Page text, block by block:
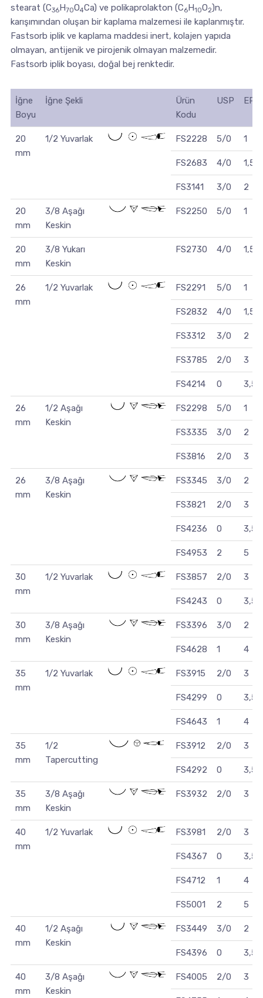
stearat (C36H70O4Ca) ve polikaprolakton (C6H10O2)n,
karışımından oluşan bir kaplama malzemesi ile kaplanmıştır.
Fastsorb iplik ve kaplama maddesi inert, kolajen yapıda
olmayan, antijenik ve pirojenik olmayan malzemedir.
Fastsorb iplik boyası, doğal bej renktedir.
İğne
Boyu
İğne Şekli
Ürün
Kodu
USP EP
20
mm
1/2 Yuvarlak FS2228 5/0 1
FS2683 4/0 1,5
FS3141 3/0 2
20
mm
3/8 Aşağı
Keskin
FS2250 5/0 1
20
mm
3/8 Yukarı
Keskin
FS2730 4/0 1,5
26
mm
1/2 Yuvarlak FS2291 5/0 1
FS2832 4/0 1,5
FS3312 3/0 2
FS3785 2/0 3
FS4214 0 3,5
26
mm
1/2 Aşağı
Keskin
FS2298 5/0 1
FS3335 3/0 2
FS3816 2/0 3
26
mm
3/8 Aşağı
Keskin
FS3345 3/0 2
FS3821 2/0 3
FS4236 0 3,5
FS4953 2 5
30
mm
1/2 Yuvarlak FS3857 2/0 3
FS4243 0 3,5
30
mm
3/8 Aşağı
Keskin
FS3396 3/0 2
FS4628 1 4
35
mm
1/2 Yuvarlak FS3915 2/0 3
FS4299 0 3,5
FS4643 1 4
35
mm
1/2
Tapercutting
FS3912 2/0 3
FS4292 0 3,5
35
mm
3/8 Aşağı
Keskin
FS3932 2/0 3
40
mm
1/2 Yuvarlak FS3981 2/0 3
FS4367 0 3,5
FS4712 1 4
FS5001 2 5
40
mm
1/2 Aşağı
Keskin
FS3449 3/0 2
FS4396 0 3,5
40
mm
3/8 Aşağı
Keskin
FS4005 2/0 3